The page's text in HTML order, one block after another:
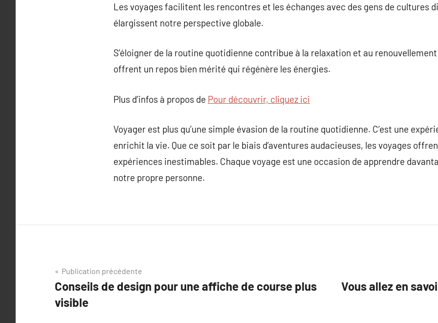
Les voyages facilitent les rencontres et les échanges avec des gens de cultures
élargissent notre perspective globale.
S’éloigner de la routine quotidienne contribue à la relaxation et au renouvellement
offrent un repos bien mérité qui régénère les énergies.
Plus d’infos à propos de Pour découvrir, cliquez ici
Voyager est plus qu’une simple évasion de la routine quotidienne. C’est une
enrichit la vie. Que ce soit par le biais d’aventures audacieuses, les voyages
expériences inestimables. Chaque voyage est une occasion de apprendre
notre propre personne.
Navigation
de
l’article
Publication précédente
Conseils de design pour une affiche de course plus
visible
Vous allez en